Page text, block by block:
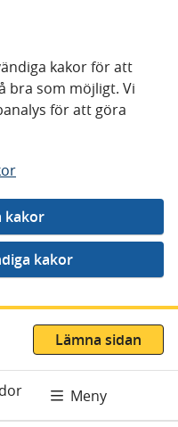
kakor för att
bra som möjligt. Vi
för att göra
Lämna sidan
Meny